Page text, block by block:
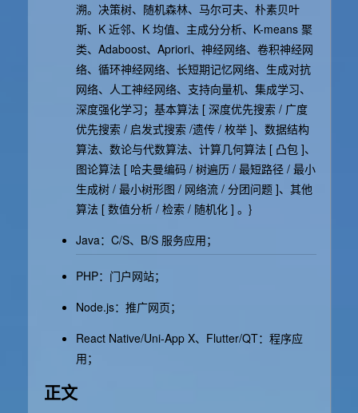
溯。决策树、随机森林、马尔可夫、朴素贝叶
斯、K 近邻、K 均值、主成分分析、K-means 聚
类、Adaboost、Apriori、神经网络、卷积神经网
络、循环神经网络、长短期记忆网络、生成对抗
网络、人工神经网络、支持向量机、集成学习、
深度强化学习；基本算法 [ 深度优先搜索 / 广度
优先搜索 / 启发式搜索 /遗传 / 枚举 ]、数据结构
算法、数论与代数算法、计算几何算法 [ 凸包 ]、
图论算法 [ 哈夫曼编码 / 树遍历 / 最短路径 / 最小
生成树 / 最小树形图 / 网络流 / 分团问题 ]、其他
算法 [ 数值分析 / 检索 / 随机化 ] 。}
Java：C/S、B/S 服务应用；
PHP：门户网站；
Node.js：推广网页；
React Native/Uni-App X、Flutter/QT：程序应
用；
正文